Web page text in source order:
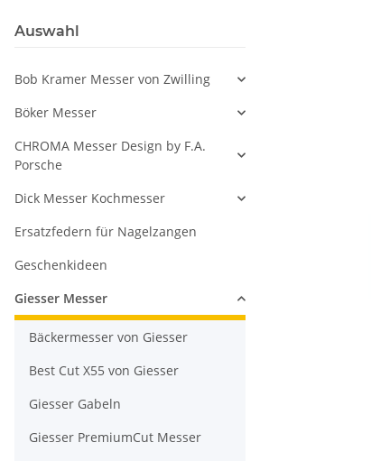
Auswahl
Bob Kramer Messer von Zwilling
Böker Messer
CHROMA Messer Design by F.A.
Porsche
Dick Messer Kochmesser
Ersatzfedern für Nagelzangen
Geschenkideen
Giesser Messer
Bäckermesser von Giesser
Best Cut X55 von Giesser
Giesser Gabeln
Giesser PremiumCut Messer